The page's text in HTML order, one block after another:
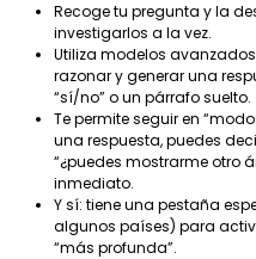
Recoge tu pregunta y la
investigarlos a la vez.
Utiliza modelos
razonar y generar una
“sí/no” o un párrafo suelto.
Te permite seguir en
una respuesta, puedes
“¿puedes mostrarme otro
inmediato.
Y sí: tiene una pestaña
algunos países) para
“más profunda”.